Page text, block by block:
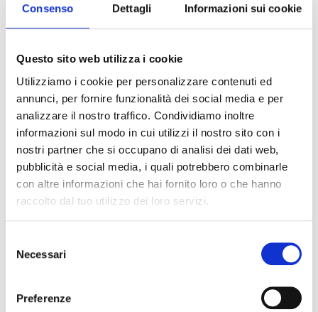
Consenso Dettagli Informazioni sui cookie
Questo sito web utilizza i cookie
Utilizziamo i cookie per personalizzare contenuti ed
annunci, per fornire funzionalità dei social media e per
analizzare il nostro traffico. Condividiamo inoltre
informazioni sul modo in cui utilizzi il nostro sito con i
nostri partner che si occupano di analisi dei dati web,
pubblicità e social media, i quali potrebbero combinarle
con altre informazioni che hai fornito loro o che hanno
raccolto dal tuo utilizzo dei loro servizi.
delNecessari
Preferenze